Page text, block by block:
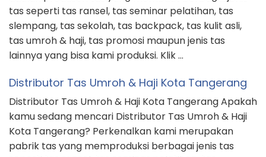
tas seperti tas ransel, tas seminar pelatihan, tas
slempang, tas sekolah, tas backpack, tas kulit asli,
tas umroh & haji, tas promosi maupun jenis tas
lainnya yang bisa kami produksi. Klik …
Distributor Tas Umroh & Haji Kota Tangerang
Distributor Tas Umroh & Haji Kota Tangerang Apakah
kamu sedang mencari Distributor Tas Umroh & Haji
Kota Tangerang? Perkenalkan kami merupakan
pabrik tas yang memproduksi berbagai jenis tas